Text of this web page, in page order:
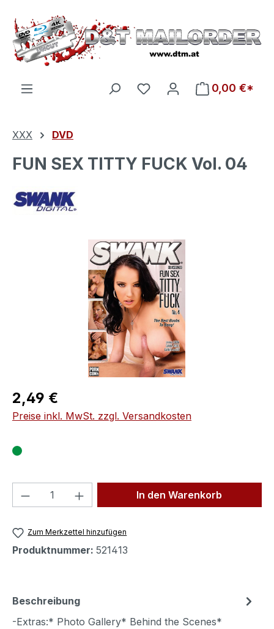
Zum Hauptinhalt springen
Du hast 0 Produkte auf
0,00 €*
XXX DVD
FUN SEX TITTY FUCK Vol. 04
Bildergalerie überspringen
Regulärer Preis:
2,49 €
Preise inkl. MwSt. zzgl. Versandkosten
Produkt Anzahl: Gib denIn den Warenkorb
Zum Merkzettel hinzufügen
Produktnummer: 521413
Beschreibung
-Extras:* Photo Gallery* Behind the Scenes*